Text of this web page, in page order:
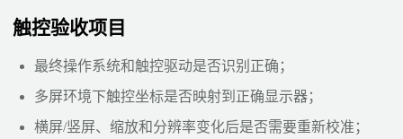
触控验收项目
最终操作系统和触控驱动是否识别正确；
多屏环境下触控坐标是否映射到正确显示器；
横屏/竖屏、缩放和分辨率变化后是否需要重新校准；